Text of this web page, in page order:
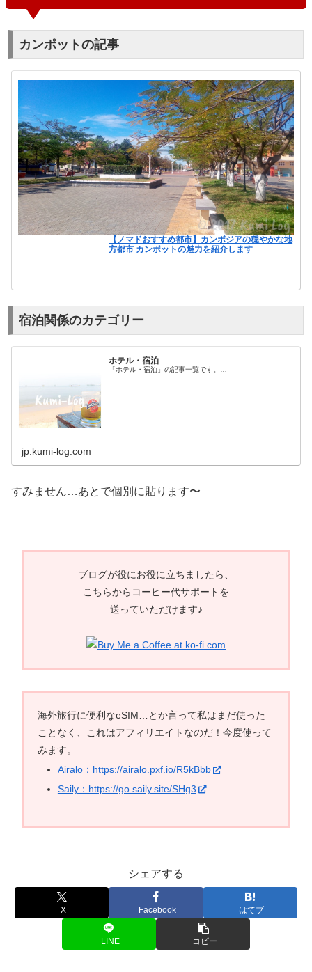
カンポットの記事
【ノマドおすすめ都市】カンボジアの穏やかな地
方都市 カンポットの魅力を紹介します
宿泊関係のカテゴリー
ホテル・宿泊
「ホテル・宿泊」の記事一覧です。…
jp.kumi-log.com
すみません…あとで個別に貼ります〜
ブログが役にお役に立ちましたら、
こちらからコーヒー代サポートを
送っていただけます♪
海外旅行に便利なeSIM…とか言って私はまだ使った
ことなく、これはアフィリエイトなのだ！今度使って
みます。
Airalo：https://airalo.pxf.io/R5kBbb
Saily：https://go.saily.site/SHg3
シェアする
X Facebook はてブ
LINE コピー